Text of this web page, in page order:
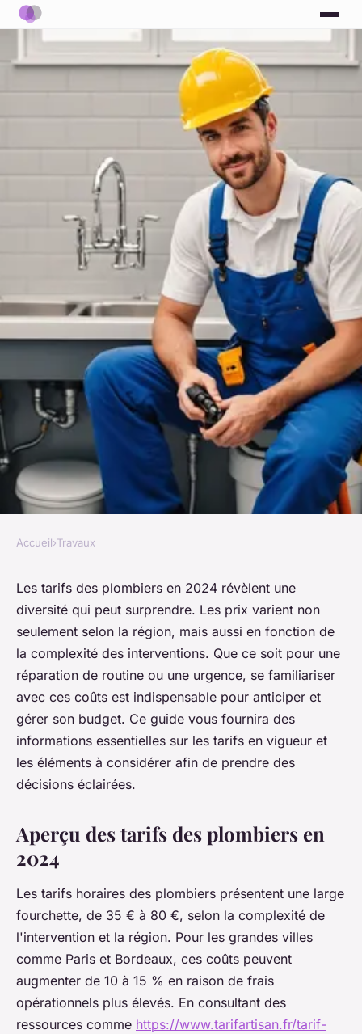
Les tarifs des plombiers en
2024 : guide des prix
essentiels
Célia•2 décembre 2025 •3 min de lecture
Accueil›Travaux
Les tarifs des plombiers en 2024 révèlent une
diversité qui peut surprendre. Les prix varient non
seulement selon la région, mais aussi en fonction de
la complexité des interventions. Que ce soit pour une
réparation de routine ou une urgence, se familiariser
avec ces coûts est indispensable pour anticiper et
gérer son budget. Ce guide vous fournira des
informations essentielles sur les tarifs en vigueur et
les éléments à considérer afin de prendre des
décisions éclairées.
Aperçu des tarifs des plombiers en
2024
Les tarifs horaires des plombiers présentent une large
fourchette, de 35 € à 80 €, selon la complexité de
l'intervention et la région. Pour les grandes villes
comme Paris et Bordeaux, ces coûts peuvent
augmenter de 10 à 15 % en raison de frais
opérationnels plus élevés. En consultant des
ressources comme https://www.tarifartisan.fr/tarif-